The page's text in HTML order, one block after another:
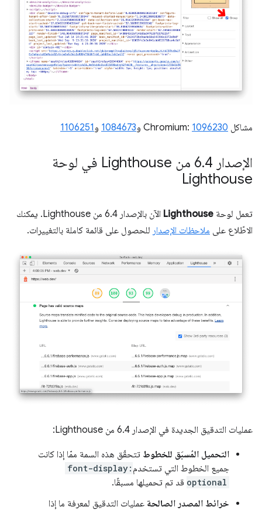
مشاكل Chromium: 1096230 و1084673 و 1106251
الإصدار 6 .
4 من Lighthouse في لوحة
Lighthouse
تعمل لوحة Lighthouse
الآن بالإصدار 6.4 من Lighthouse. يمكنك
الاطّلاع على ملاحظات الإصدار للحصول على قائمة كاملة بالتغييرات.
عمليات التدقيق الجديدة في الإصدار 6.4 من Lighthouse:
التحميل المُسبَق للخطوط تتحقّق هذه السمة ممّا إذا كانت
جميع الخطوط التي تستخدم font-display:
optional قد تم تحميلها مسبقًا.
خرائط المصدر الصالحة عمليات التدقيق لمعرفة ما إذا